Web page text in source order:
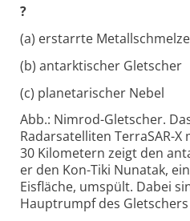
?
(a) erstarrte Metallschmelze
(b) antarktischer Gletscher
(c) planetarischer Nebel
Abb.: Nimrod-Gletscher.
Radarsatelliten TerraSAR-
30 Kilometern zeigt den
er den Kon-Tiki Nunatak,
Eisfläche, umspült. Dabei
Hauptrumpf des Gletschers